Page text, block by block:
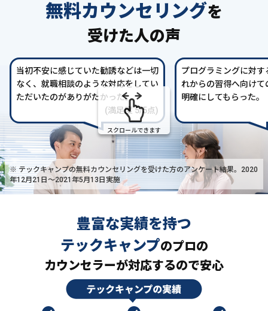
無料カウンセリングを
受けた人の声
当初不安に感じていた勧誘などは一切
なく、就職相談のような対応をしてい
ただいたのがありがたかった。
(満足度 5/5点)
プログラミングに対
れからの習得へ向け
明確にしてもらった。
スクロールできます
※ テックキャンプの無料カウンセリングを受けた方のアンケート結果。2020
年12月21日〜2021年5月13日実施
豊富な実績を持つ
テックキャンプのプロの
カウンセラーが対応するので安心